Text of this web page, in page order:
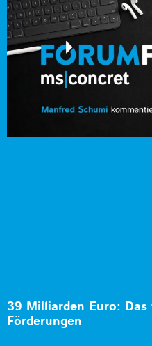
39 Milliarden Euro:
Förderungen